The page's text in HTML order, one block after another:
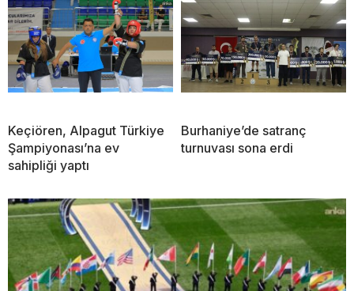
Keçiören, Alpagut Türkiye
Şampiyonası’na ev
sahipliği yaptı
Burhaniye’de satranç
turnuvası sona erdi